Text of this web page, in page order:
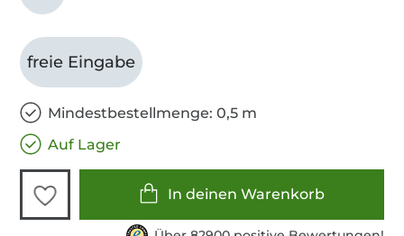
freie Eingabe
Mindestbestellmenge: 0,5 m
Auf Lager
In deinen Warenkorb